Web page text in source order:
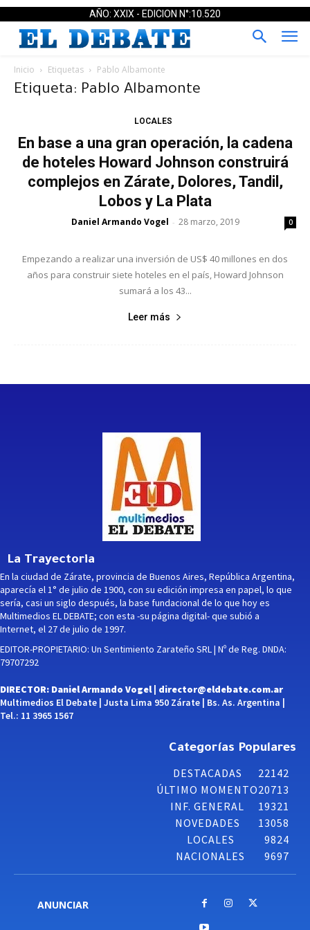
AÑO: XXIX - EDICION N°:10.520
Inicio Etiquetas Pablo Albamonte
Etiqueta: Pablo Albamonte
LOCALES
En base a una gran operación, la cadena
de hoteles Howard Johnson construirá
complejos en Zárate, Dolores, Tandil,
Lobos y La Plata
Daniel Armando Vogel - 28 marzo, 2019 0
Empezando a realizar una inversión de US$ 40 millones en dos
años para construir siete hoteles en el país, Howard Johnson
sumará a los 43...
Leer más
La Trayectoria
En la ciudad de Zárate, provincia de Buenos Aires, República Argentina,
aparecía el 1° de julio de 1900, con su edición impresa en papel, lo que
sería, casi un siglo después, la base fundacional de lo que hoy es
Multimedios EL DEBATE; con esta -su página digital- que subió a
Internet, el 27 de julio de 1997.
EDITOR-PROPIETARIO: Un Sentimiento Zarateño SRL | Nº de Reg. DNDA:
79707292
DIRECTOR: Daniel Armando Vogel | director@eldebate.com.ar
Multimedios El Debate | Justa Lima 950 Zárate | Bs. As. Argentina |
Tel.: 11 3965 1567
Categorías Populares
DESTACADAS
22142
ÚLTIMO MOMENTO20713
INF. GENERAL
19321
NOVEDADES
13058
LOCALES
9824
NACIONALES
9697
ANUNCIAR